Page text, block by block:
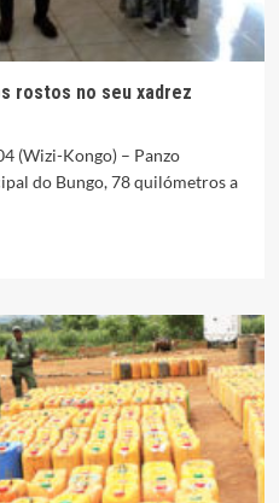
rostos no seu xadrez
(Wizi-Kongo) – Panzo
do Bungo, 78 quilómetros a